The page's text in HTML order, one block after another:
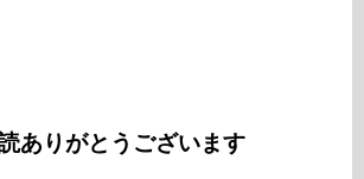
ありがとうございます